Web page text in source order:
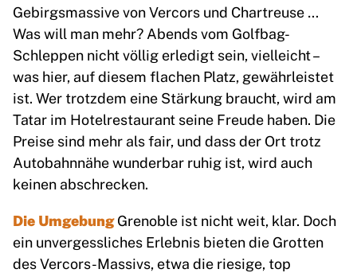
Gebirgsmassive von Vercors und Chartreuse …
Was will man mehr? Abends vom Golfbag-
Schleppen nicht völlig erledigt sein, vielleicht –
was hier, auf diesem flachen Platz, gewährleistet
ist. Wer trotzdem eine Stärkung braucht, wird am
Tatar im Hotelrestaurant seine Freude haben. Die
Preise sind mehr als fair, und dass der Ort trotz
Autobahnnähe wunderbar ruhig ist, wird auch
keinen abschrecken.
Die UmgebungGrenoble ist nicht weit, klar. Doch
ein unvergessliches Erlebnis bieten die Grotten
des Vercors-Massivs, etwa die riesige, top